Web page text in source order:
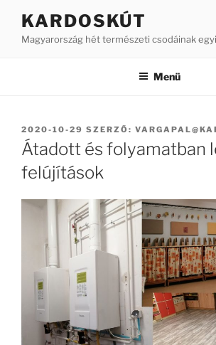
KARDOSKÚT
Magyarország hét természeti csodáinak
Menü
BEKÜLDVE:
2020-10-29 SZERZŐ:
Átadott és folyamatban
felújítások